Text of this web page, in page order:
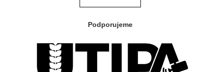
Podporujeme